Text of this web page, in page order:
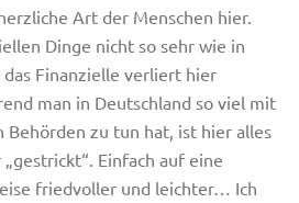
Art der Menschen hier.
Dinge nicht so sehr wie in
das Finanzielle verliert hier
man in Deutschland so viel mit
Behörden zu tun hat, ist hier alles
Einfach auf eine
friedvoller und leichter… Ich